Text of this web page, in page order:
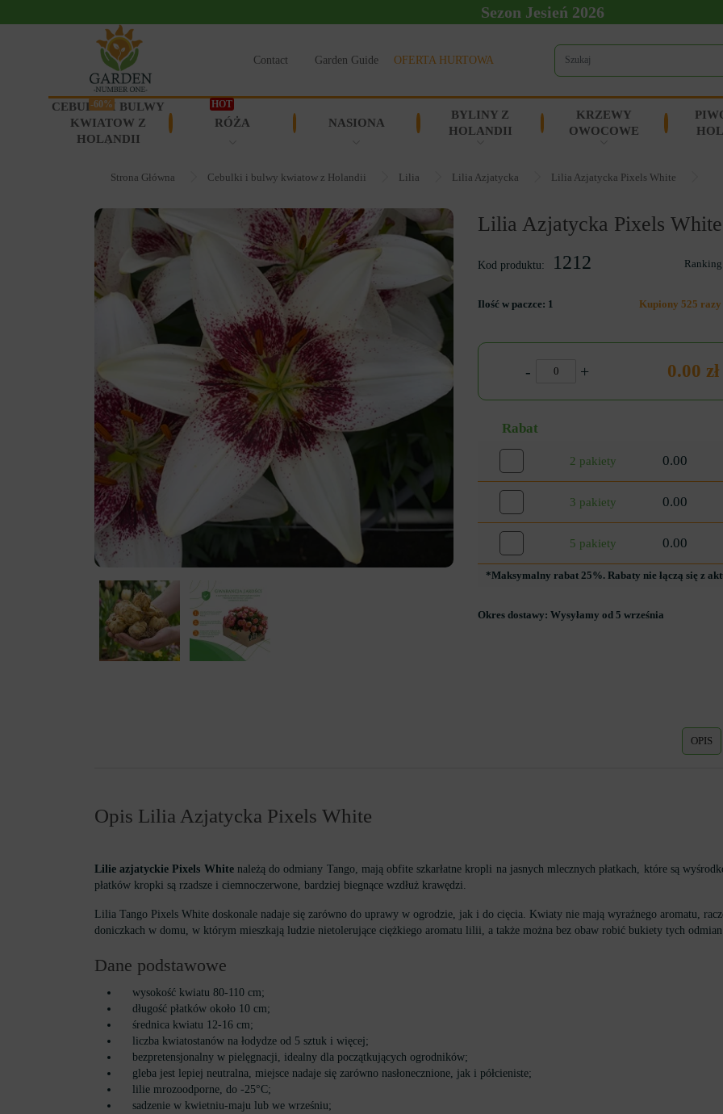
Sezon Jesień 2026
Contact Garden Guide OFERTA HURTOWA
CEBULKI I BULWY
KWIATOW Z
HOLANDII
-60%
RÓŻA
HOT
NASIONA
BYLINY Z
HOLANDII
KRZEWY
OWOCOWE
Strona Główna Cebulki i bulwy kwiatow z Holandii Lilia Lilia Azjatycka Lilia Azjatycka Pixels White
Lilia Azjatycka Pixels White
Kod produktu: 1212
Ilość w paczce: 1 Kupiony 525 razy
- + 0.00 zł
Rabat
2 pakiety 0.00
3 pakiety 0.00
5 pakiety 0.00
*Maksymalny rabat 25%. Rabaty nie łączą się z
Okres dostawy: Wysyłamy od 5 września
OPIS
Opis Lilia Azjatycka Pixels White
Lilie azjatyckie Pixels Whitenależą do odmiany Tango, mają obfite szkarłatne kropli na jasnych mlecznych płatkach, które są
płatków kropki są rzadsze i ciemnoczerwone, bardziej biegnące wzdłuż krawędzi.
Lilia Tango Pixels White doskonale nadaje się zarówno do uprawy w ogrodzie, jak i do cięcia. Kwiaty nie mają wyraźnego aromatu,
doniczkach w domu, w którym mieszkają ludzie nietolerujące ciężkiego aromatu lilii, a także można bez obaw robić bukiety tych
Dane podstawowe
wysokość kwiatu 80-110 cm;
długość płatków około 10 cm;
średnica kwiatu 12-16 cm;
liczba kwiatostanów na łodydze od 5 sztuk i więcej;
bezpretensjonalny w pielęgnacji, idealny dla początkujących ogrodników;
gleba jest lepiej neutralna, miejsce nadaje się zarówno nasłonecznione, jak i półcieniste;
lilie mrozoodporne, do -25°C;
sadzenie w kwietniu-maju lub we wrześniu;